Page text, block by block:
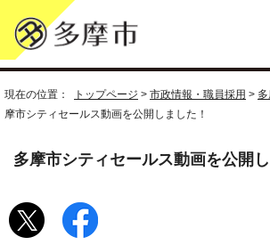
現在の位置： トップページ > 市政情報・職員採用 >
摩市シティセールス動画を公開しました！
多摩市シティセールス動画を公開し